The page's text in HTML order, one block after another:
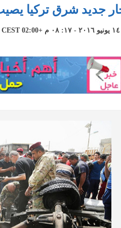
جديد شرق تركيا يصيب 6 أفراد